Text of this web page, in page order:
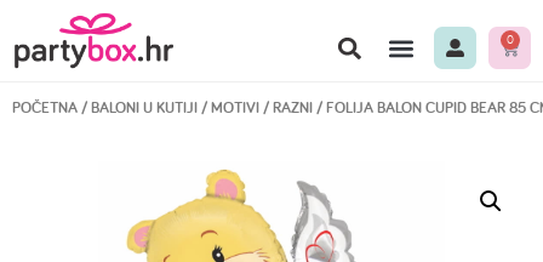
0
POČETNA/BALONI U KUTIJI/MOTIVI/RAZNI/ FOLIJA BALON CUPID BEAR 85